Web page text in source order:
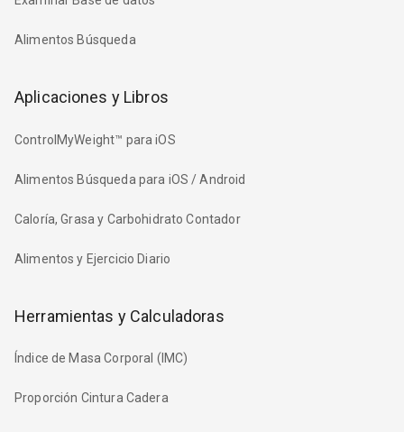
Alimentos Búsqueda
Aplicaciones y Libros
ControlMyWeight™ para iOS
Alimentos Búsqueda para iOS / Android
Caloría, Grasa y Carbohidrato Contador
Alimentos y Ejercicio Diario
Herramientas y Calculadoras
Índice de Masa Corporal (IMC)
Proporción Cintura Cadera